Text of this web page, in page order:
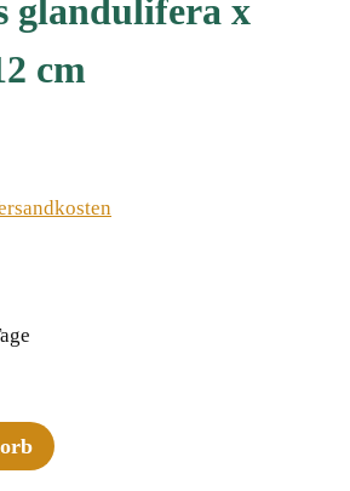
glandulifera x
cm